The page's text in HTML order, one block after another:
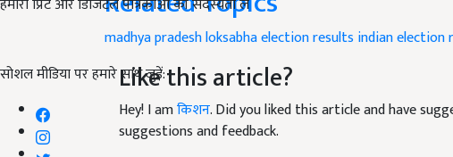
सोशल मीडिया पर हमारे साथ जुड़ें:
madhya pradeshloksabha election results indian election
Like this article?
Hey! I amकिशन. Did you liked this article and have
suggestions and feedback.